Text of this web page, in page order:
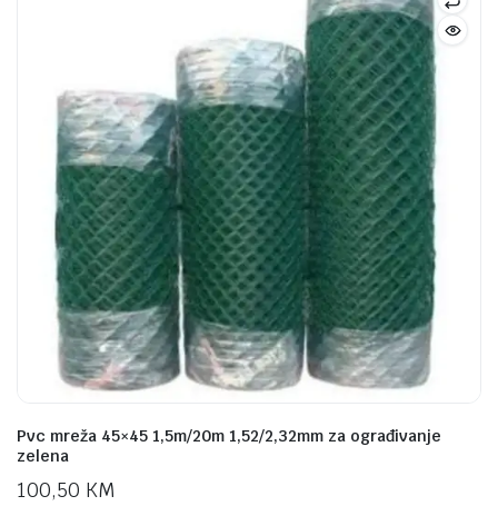
Pvc mreža 45×45 1,5m/20m 1,52/2,32mm za ograđivanje
zelena
100,50 KM